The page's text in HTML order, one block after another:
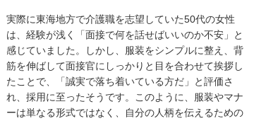
実際に東海地方で介護職を志望していた50代の女性
は、経験が浅く「面接で何を話せばいいのか不安」と
感じていました。しかし、服装をシンプルに整え、背
筋を伸ばして面接官にしっかりと目を合わせて挨拶し
たことで、「誠実で落ち着いている方だ」と評価さ
れ、採用に至ったそうです。このように、服装やマナ
ーは単なる形式ではなく、自分の人柄を伝えるための